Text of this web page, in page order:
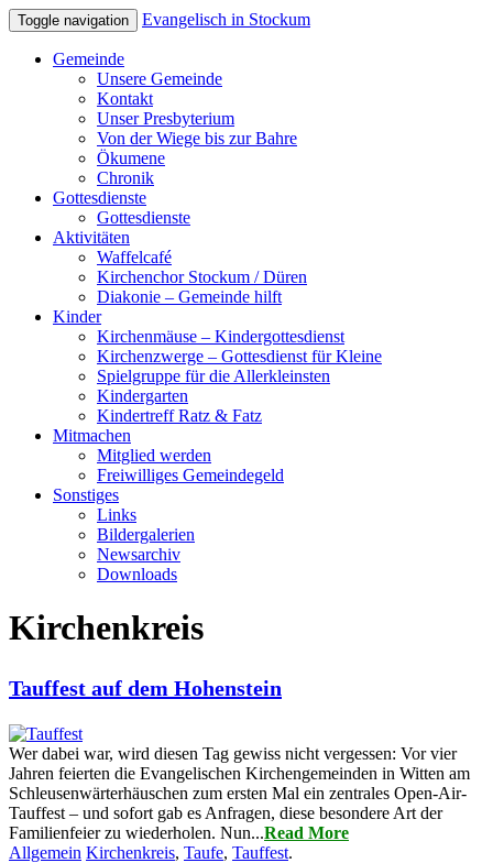
Toggle navigation Evangelisch in Stockum
Gemeinde
Unsere Gemeinde
Kontakt
Unser Presbyterium
Von der Wiege bis zur Bahre
Ökumene
Chronik
Gottesdienste
Gottesdienste
Aktivitäten
Waffelcafé
Kirchenchor Stockum / Düren
Diakonie – Gemeinde hilft
Kinder
Kirchenmäuse – Kindergottesdienst
Kirchenzwerge – Gottesdienst für Kleine
Spielgruppe für die Allerkleinsten
Kindergarten
Kindertreff Ratz & Fatz
Mitmachen
Mitglied werden
Freiwilliges Gemeindegeld
Sonstiges
Links
Bildergalerien
Newsarchiv
Downloads
Kirchenkreis
Tauffest auf dem Hohenstein
Wer dabei war, wird diesen Tag gewiss nicht vergessen: Vor vier
Jahren feierten die Evangelischen Kirchengemeinden in Witten am
Schleusenwärterhäuschen zum ersten Mal ein zentrales Open-Air-
Tauffest – und sofort gab es Anfragen, diese besondere Art der
Familienfeier zu wiederholen. Nun...Read More
Allgemein Kirchenkreis, Taufe, Tauffest.